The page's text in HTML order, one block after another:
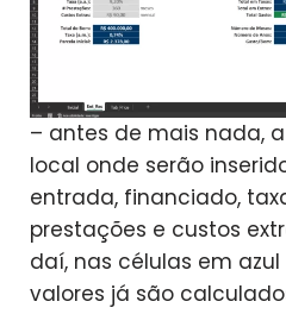
– antes de mais nada,
local onde serão
entrada, financiado,
prestações e custos
daí, nas células em
valores já são